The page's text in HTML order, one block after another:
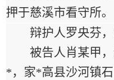
押于慈溪市看守所。
辩护人罗央芬
被告人肖某甲
*，家*高县沙河镇